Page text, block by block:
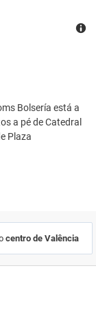
Bolsería está a
a pé de Catedral
Plaza
centro de Valência